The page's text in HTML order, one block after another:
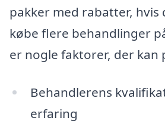
pakker med rabatter,
købe flere behandlinger
er nogle faktorer, der kan
Behandlerens
erfaring